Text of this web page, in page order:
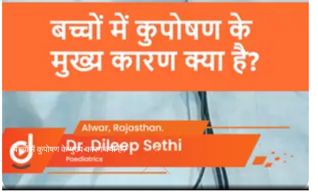
बच्चों में कुपोषण के मुख्य कारण क्या हैं?